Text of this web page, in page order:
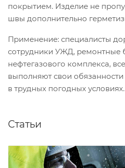
покрытием. Изделие не
швы дополнительно
Применение: специалисты
сотрудники УЖД, ремонтные
нефтегазового комплекса,
выполняют свои
в трудных погодных условиях.
Статьи